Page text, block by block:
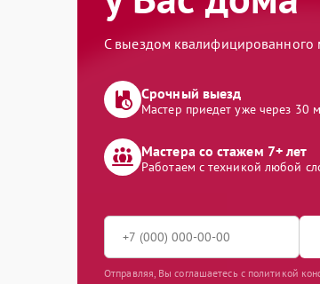
С выездом квалифицированного
Срочный выезд
Мастер приедет уже через 30
Мастера со стажем 7+ лет
Работаем с техникой любой
Отправляя, Вы соглашаетесь с политикой